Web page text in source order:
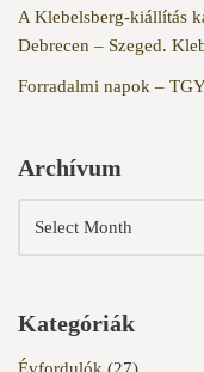
A Klebelsberg-kiállítás
Debrecen – Szeged.
Forradalmi napok –
Archívum
Kategóriák